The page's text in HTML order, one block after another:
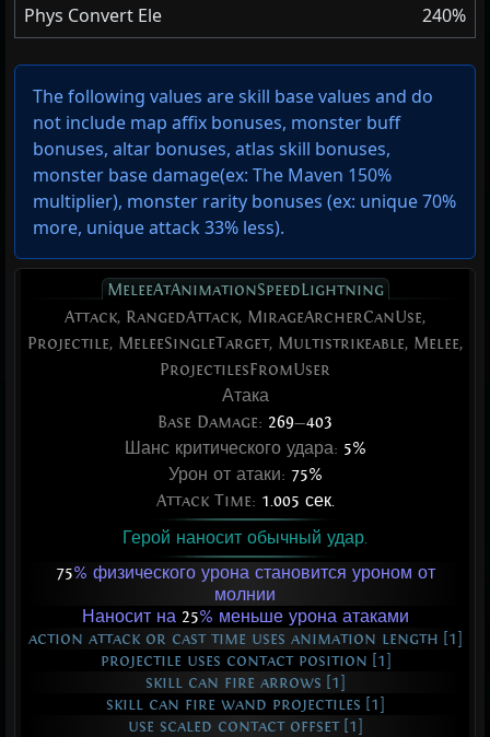
Phys Convert Ele 240%
The following values are skill base values and do
not include map affix bonuses, monster buff
bonuses, altar bonuses, atlas skill bonuses,
monster base damage(ex: The Maven 150%
multiplier), monster rarity bonuses (ex: unique 70%
more, unique attack 33% less).
MeleeAtAnimationSpeedLightning
Attack, RangedAttack, MirageArcherCanUse,
Projectile, MeleeSingleTarget, Multistrikeable, Melee,
ProjectilesFromUser
Атака
Base Damage: 269—403
Шанс критического удара: 5%
Урон от атаки: 75%
Attack Time: 1.005 сек.
Герой наносит обычный удар.
75% физического урона становится уроном от
молнии
Наносит на 25% меньше урона атаками
action attack or cast time uses animation length [1]
projectile uses contact position [1]
skill can fire arrows [1]
skill can fire wand projectiles [1]
use scaled contact offset [1]